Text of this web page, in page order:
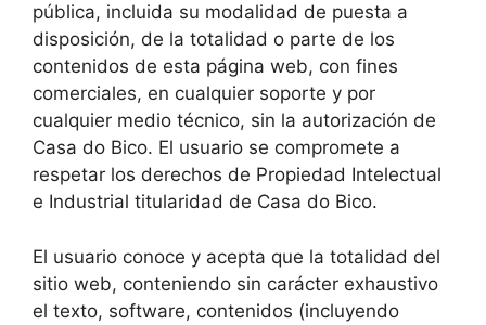
pública, incluida su modalidad de puesta a
disposición, de la totalidad o parte de los
contenidos de esta página web, con fines
comerciales, en cualquier soporte y por
cualquier medio técnico, sin la autorización de
Casa do Bico. El usuario se compromete a
respetar los derechos de Propiedad Intelectual
e Industrial titularidad de Casa do Bico.
El usuario conoce y acepta que la totalidad del
sitio web, conteniendo sin carácter exhaustivo
el texto, software, contenidos (incluyendo